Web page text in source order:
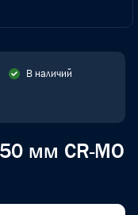
В наличий
мм CR-MO